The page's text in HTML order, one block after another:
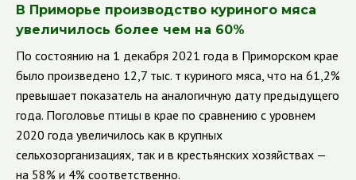
В Приморье производство куриного мяса
увеличилось более чем на 60%
По состоянию на 1 декабря 2021 года в Приморском крае
было произведено 12,7 тыс. т куриного мяса, что на 61,2%
превышает показатель на аналогичную дату предыдущего
года. Поголовье птицы в крае по сравнению с уровнем
2020 года увеличилось как в крупных
сельхозорганизациях, так и в крестьянских хозяйствах —
на 58% и 4% соответственно.